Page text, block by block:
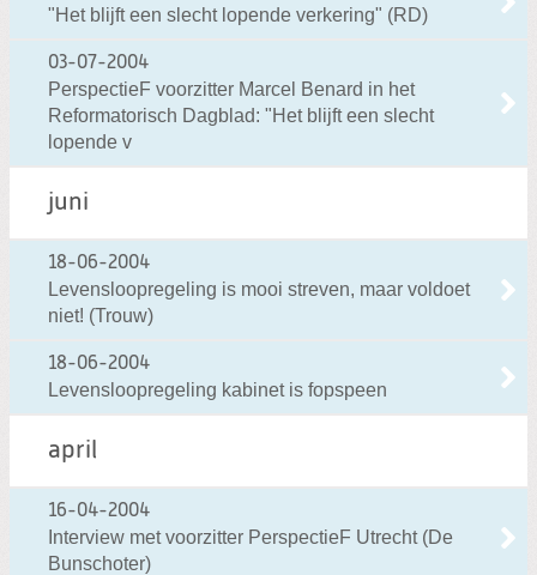
"Het blijft een slecht lopende verkering" (RD)
03-07-2004
PerspectieF voorzitter Marcel Benard in het
Reformatorisch Dagblad: "Het blijft een slecht
lopende v
juni
18-06-2004
Levensloopregeling is mooi streven, maar voldoet
niet! (Trouw)
18-06-2004
Levensloopregeling kabinet is fopspeen
april
16-04-2004
Interview met voorzitter PerspectieF Utrecht (De
Bunschoter)